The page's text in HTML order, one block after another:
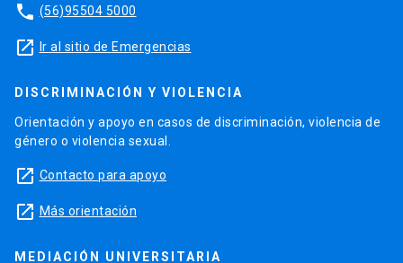
phone (56)95504 5000
launch Ir al sitio de Emergencias
DISCRIMINACIÓN Y VIOLENCIA
Orientación y apoyo en casos de discriminación, violencia de
género o violencia sexual.
launch Contacto para apoyo
launch Más orientación
MEDIACIÓN UNIVERSITARIA